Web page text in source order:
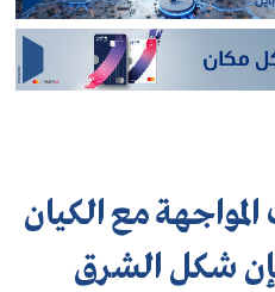
مع الكيان
شكل الشرق